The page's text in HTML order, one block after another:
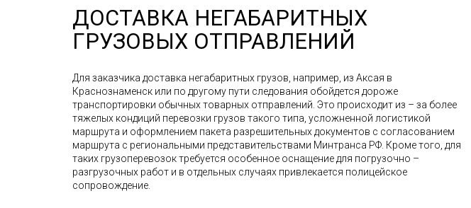
ДОСТАВКА НЕГАБАРИТНЫХ
ГРУЗОВЫХ ОТПРАВЛЕНИЙ
Для заказчика доставка негабаритных грузов, например, из Аксая в
Краснознаменск или по другому пути следования обойдется дороже
транспортировки обычных товарных отправлений. Это происходит из – за более
тяжелых кондиций перевозки грузов такого типа, усложненной логистикой
маршрута и оформлением пакета разрешительных документов с согласованием
маршрута с региональными представительствами Минтранса РФ. Кроме того, для
таких грузоперевозок требуется особенное оснащение для погрузочно –
разгрузочных работ и в отдельных случаях привлекается полицейское
сопровождение.